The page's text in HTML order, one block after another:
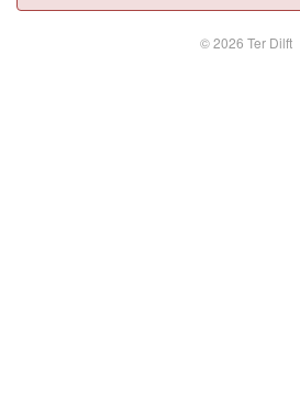
© 2026 Ter Dilft